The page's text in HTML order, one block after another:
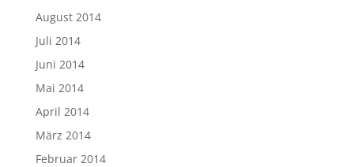
August 2014
Juli 2014
Juni 2014
Mai 2014
April 2014
März 2014
Februar 2014